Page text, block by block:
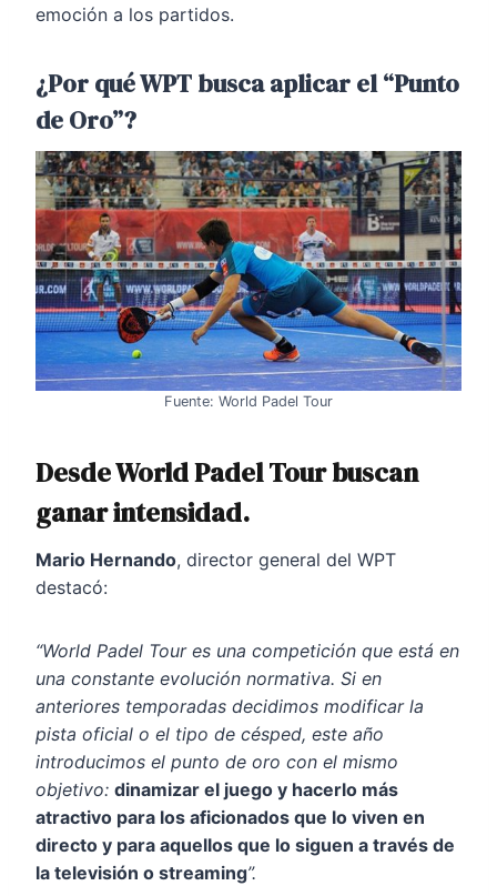
emoción a los partidos.
¿Por qué WPT busca aplicar el “Punto
de Oro”?
Fuente: World Padel Tour
DesdeWorld Padel Tourbuscan
ganar intensidad.
Mario Hernando, director general del WPT
destacó:
“World Padel Tour es una competición que está en
una constante evolución normativa. Si en
anteriores temporadas decidimos modificar la
pista oficial o el tipo de césped, este año
introducimos el punto de oro con el mismo
objetivo: dinamizar el juego y hacerlo más
atractivo para los aficionados que lo viven en
directo y para aquellos que lo siguen a través de
la televisión o streaming”.